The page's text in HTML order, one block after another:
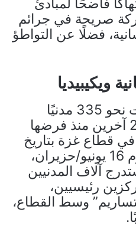
فاضحًا لمبادئ
صريحة في جرائم
فضلًا عن التواطؤ
ويكيبيديا
وبين أن “إسرائيل قتلت نحو 335 مدنيًا
وأصابت أكثر من 2850 آخرين منذ فرضها
في قطاع غزة بتاريخ
27 مايو/أيار وحتى اليوم 16 يونيو/حزيران،
آلاف المدنيين
رئيسيين،
وسط القطاع،